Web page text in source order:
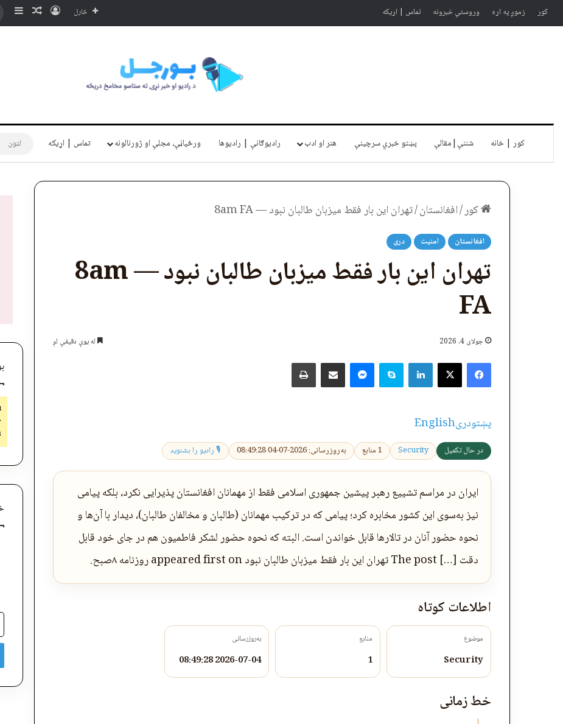
کور زموږ په اړه وروستي خبرونه تماس | اړیکه څارل ننوتلناڅاپه
کور | خانه شننې|مقالې پښتو خبري سرچينې هنر او ادب رادیوګانې | رادیوها ورځپاڼې، مجلې او ژورنالونه تماس | اړیکه
کور/افغانستان/تهران این بار فقط میزبان طالبان نبود — 8am FA
افغانستان امنیت دری
تهران این بار فقط میزبان طالبان نبود — 8am
FA
جولای 4, 2026 له یوې دقیقې لږ
Facebook
X
LinkedIn
Skype
Messenger
پر برېښنالیک یې شریک کړئ چاپول
پښتودریEnglish
در حال تکمیل Security 1 منابع به‌روزرسانی: 2026-07-04 08:49:28 🎙 رادیو را بشنوید
ایران در مراسم تشییع رهبر پیشین جمهوری اسلامی فقط از مهمانان افغانستان پذیرایی نکرد، بلکه پیامی
نیز به‌سوی این کشور مخابره کرد؛ پیامی که در ترکیب مهمانان (طالبان و مخالفان طالبان)، دیدار با آن‌ها و
نحوه حضور آنان در تالارها قابل خواندن است. البته که نحوه حضور لشکر فاطمیون هم در جای خود قابل
‌دقت […] The post تهران این بار فقط میزبان طالبان نبود appeared first on روزنامه ۸صبح.
اطلاعات کوتاه
موضوع
Security
منابع
1
به‌روزرسانی
2026-07-04 08:49:28
خط زمانی